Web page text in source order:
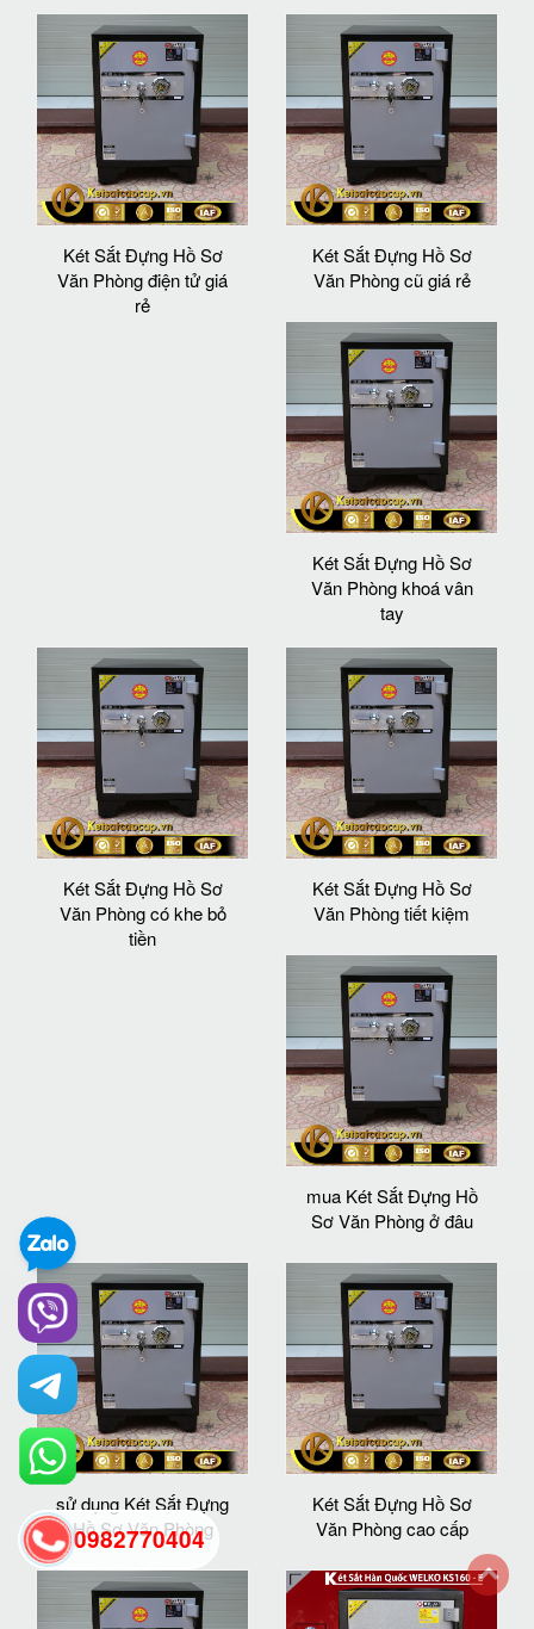
Két Sắt Đựng Hồ Sơ
Văn Phòng điện tử giá
rẻ
Két Sắt Đựng Hồ Sơ
Văn Phòng cũ giá rẻ
Két Sắt Đựng Hồ Sơ
Văn Phòng khoá vân
tay
Két Sắt Đựng Hồ Sơ
Văn Phòng có khe bỏ
tiền
Két Sắt Đựng Hồ Sơ
Văn Phòng tiết kiệm
mua Két Sắt Đựng Hồ
Sơ Văn Phòng ở đâu
sử dụng Két Sắt Đựng
Hồ Sơ Văn Phòng
Két Sắt Đựng Hồ Sơ
Văn Phòng cao cấp
0982770404